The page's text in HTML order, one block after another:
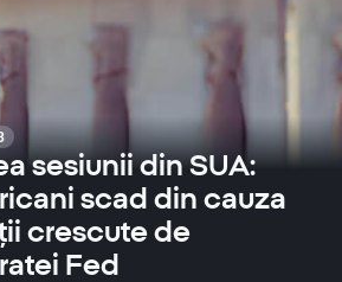
sesiunii din SUA:
scad din cauza
crescute de
Fed